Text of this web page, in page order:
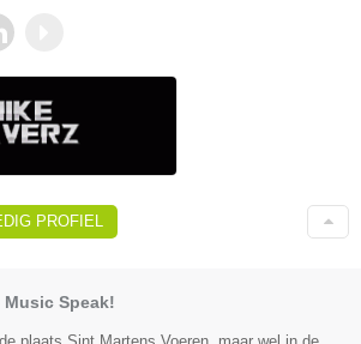
PROFIEL
Music Speak!